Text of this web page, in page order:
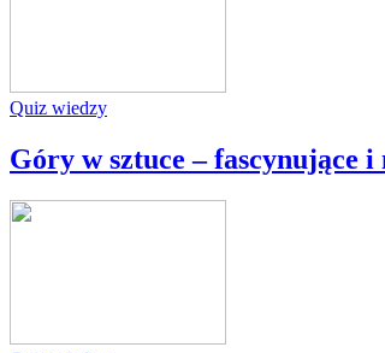
Quiz wiedzy
Góry w sztuce – fascynujące